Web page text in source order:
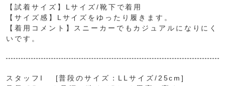
【試着サイズ】Lサイズ/靴下で着用
【サイズ感】Lサイズをゆったり履きます。
【着用コメント】スニーカーでもカジュアルになりにく
いです。
スタッフI [普段のサイズ：LLサイズ/25cm]